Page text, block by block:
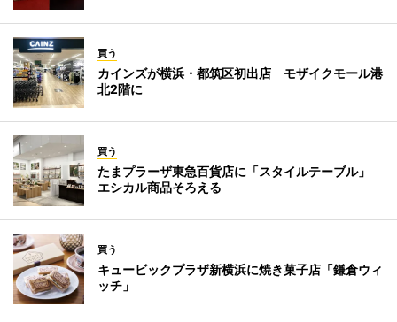
買う
カインズが横浜・都筑区初出店 モザイクモール港
北2階に
買う
たまプラーザ東急百貨店に「スタイルテーブル」
エシカル商品そろえる
買う
キュービックプラザ新横浜に焼き菓子店「鎌倉ウィ
ッチ」